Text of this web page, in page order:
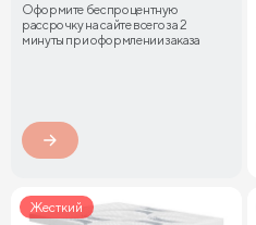
Оформите беспроцентную
рассрочку на сайте всего за 2
минуты при оформлении заказа
Жесткий